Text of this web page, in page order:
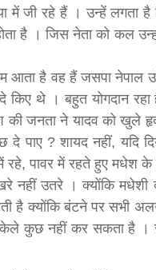
में जी रहे हैं । उन्हें लगता
है । जिस नेता को कल
आता है वह हैं जसपा नेपाल
किए थे । बहुत योगदान
की जनता ने यादव को खुले
? शायद नहीं, यदि
में रहे, पावर में रहते हुए
नहीं उतरे । क्योंकि
है क्योंकि बंटने पर सभी
कुछ नहीं कर सकता है